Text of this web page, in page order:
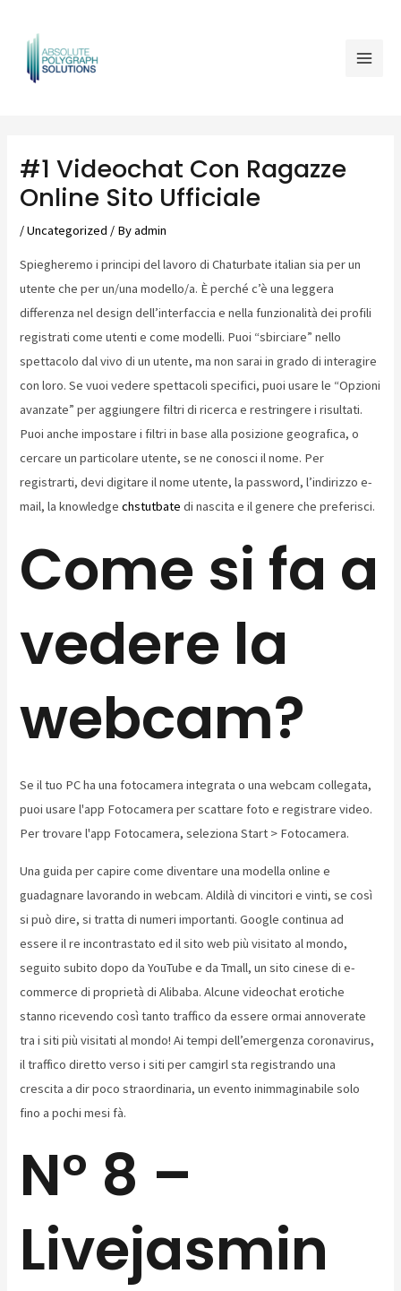
content
#1 Videochat Con Ragazze
Online Sito Ufficiale
/Uncategorized / Byadmin
Spiegheremo i principi del lavoro di Chaturbate italian sia per un
utente che per un/una modello/a. È perché c’è una leggera
differenza nel design dell’interfaccia e nella funzionalità dei profili
registrati come utenti e come modelli. Puoi “sbirciare” nello
spettacolo dal vivo di un utente, ma non sarai in grado di interagire
con loro. Se vuoi vedere spettacoli specifici, puoi usare le “Opzioni
avanzate” per aggiungere filtri di ricerca e restringere i risultati.
Puoi anche impostare i filtri in base alla posizione geografica, o
cercare un particolare utente, se ne conosci il nome. Per
registrarti, devi digitare il nome utente, la password, l’indirizzo e-
mail, la knowledgechstutbate di nascita e il genere che preferisci.
Come si fa a
vedere la
webcam?
Se il tuo PC ha una fotocamera integrata o una webcam collegata,
puoi usare l'app Fotocamera per scattare foto e registrare video.
Per trovare l'app Fotocamera, seleziona Start > Fotocamera.
Una guida per capire come diventare una modella online e
guadagnare lavorando in webcam. Aldilà di vincitori e vinti, se così
si può dire, si tratta di numeri importanti. Google continua ad
essere il re incontrastato ed il sito web più visitato al mondo,
seguito subito dopo da YouTube e da Tmall, un sito cinese di e-
commerce di proprietà di Alibaba. Alcune videochat erotiche
stanno ricevendo così tanto traffico da essere ormai annoverate
tra i siti più visitati al mondo! Ai tempi dell’emergenza coronavirus,
il traffico diretto verso i siti per camgirl sta registrando una
crescita a dir poco straordinaria, un evento inimmaginabile solo
fino a pochi mesi fà.
N° 8 –
Livejasmin